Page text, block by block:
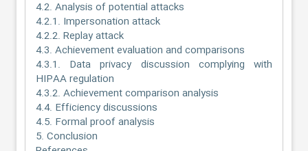
4.2. Analysis of potential attacks
4.2.1. Impersonation attack
4.2.2. Replay attack
4.3. Achievement evaluation and comparisons
4.3.1. Data privacy discussion complying with
HIPAA regulation
4.3.2. Achievement comparison analysis
4.4. Efficiency discussions
4.5. Formal proof analysis
5. Conclusion